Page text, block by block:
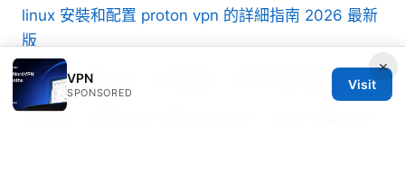
linux 安裝和配置 proton vpn 的詳細指南 2026 最新
版
电脑可以用的vpn：完整指南、實用評選與設定技巧
×
VPN
SPONSORED
Visit